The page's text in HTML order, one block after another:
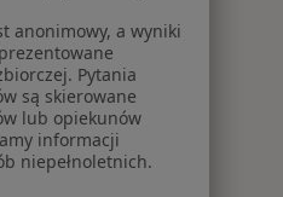
Bydgoszczy
anonimowy, a wyniki
Pytania
są skierowane
lub opiekunów
informacji
niepełnoletnich.